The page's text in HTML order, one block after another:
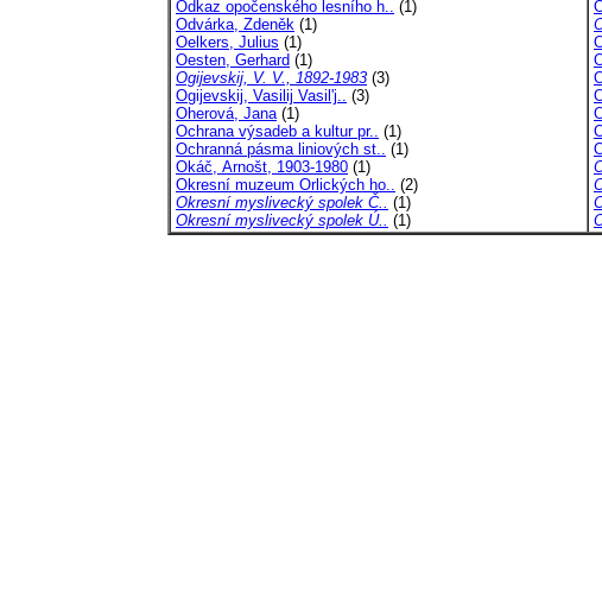
Odkaz opočenského lesního h.. (1)
Odvárka, Zdeněk (1)
Oelkers, Julius (1)
Oesten, Gerhard (1)
Ogijevskij, V. V., 1892-1983 (3)
Ogijevskij, Vasilij Vasil'j.. (3)
Oherová, Jana(1)
Ochrana výsadeb a kultur pr.. (1)
Ochranná pásma liniových st.. (1)
Okáč, Arnošt, 1903-1980 (1)
Okresní muzeum Orlických ho.. (2)
Okresní myslivecký spolek Č.. (1)
Okresní myslivecký spolek Ú.. (1)